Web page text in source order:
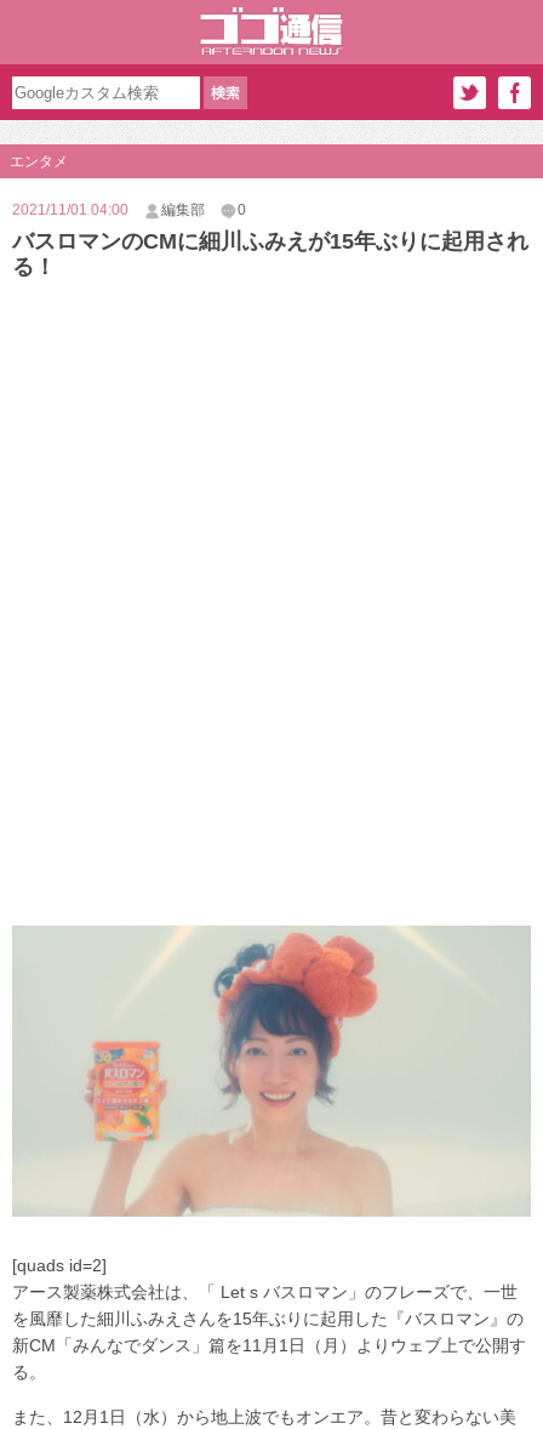
エンタメ
2021/11/01 04:00 編集部 0
バスロマンのCMに細川ふみえが15年ぶりに起用され
る！
[quads id=2]
アース製薬株式会社は、「 Let s バスロマン」のフレーズで、一世
を風靡した細川ふみえさんを15年ぶりに起用した『バスロマン』の
新CM「みんなでダンス」篇を11月1日（月）よりウェブ上で公開す
る。
また、12月1日（水）から地上波でもオンエア。昔と変わらない美